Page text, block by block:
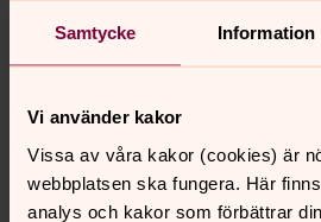
Samtycke Information
Vi använder kakor
Vissa av våra kakor (cookies) är
webbplatsen ska fungera. Här
analys och kakor som förbättrar
Kyrkor och
I Svenska kyrkan Tidaholm finns 17
Det finns med information om
församlingshemmen. Kolla gärna
kyrkorna (och bygden) och